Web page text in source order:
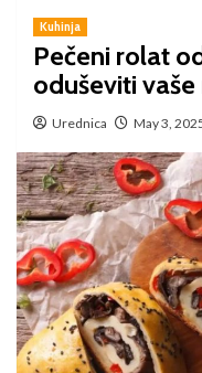
Kuhinja
Pečeni rolat
oduševiti vaše
Urednica May 3,